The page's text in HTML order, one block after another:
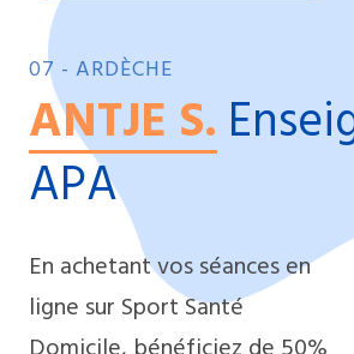
07 - ARDÈCHE
ANTJE S.
APA
En achetant vos séances en
ligne sur Sport Santé